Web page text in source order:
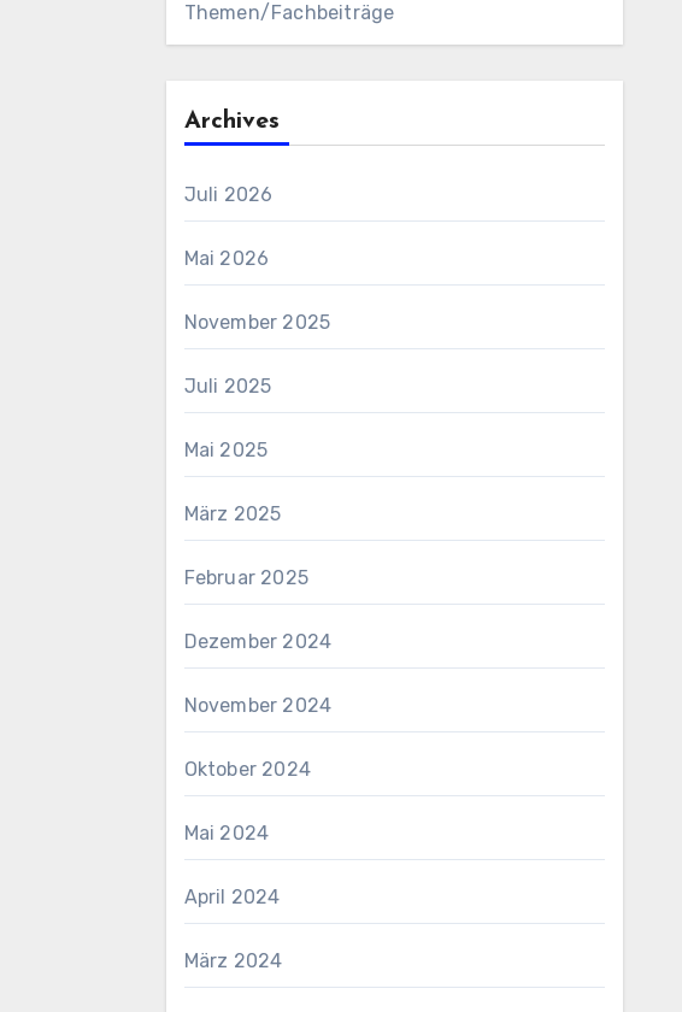
Themen/Fachbeiträge
Archives
Juli 2026
Mai 2026
November 2025
Juli 2025
Mai 2025
März 2025
Februar 2025
Dezember 2024
November 2024
Oktober 2024
Mai 2024
April 2024
März 2024